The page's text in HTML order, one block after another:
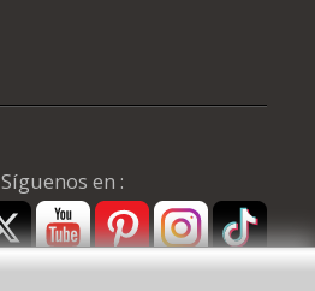
Síguenos en :